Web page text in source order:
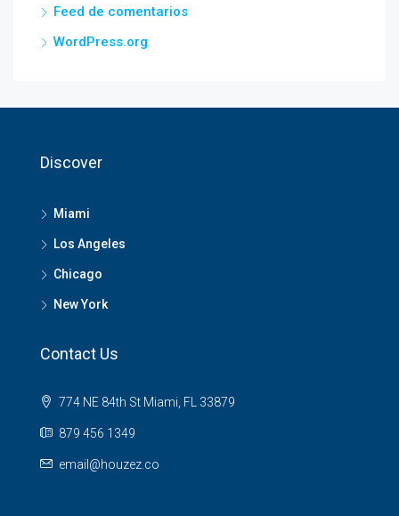
Feed de comentarios
WordPress.org
Discover
Miami
Los Angeles
Chicago
New York
Contact Us
774 NE 84th St Miami, FL 33879
879 456 1349
email@houzez.co